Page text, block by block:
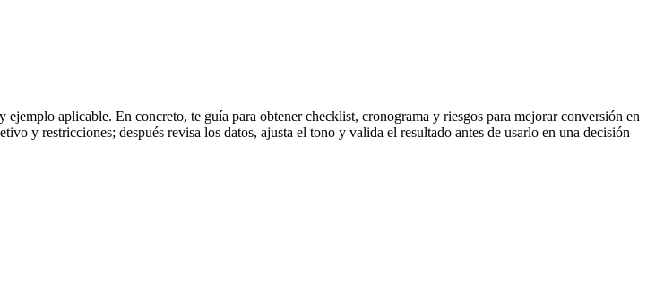
aplicable. En concreto, te guía para obtener checklist, cronograma y riesgos para mejorar conversión en
y restricciones; después revisa los datos, ajusta el tono y valida el resultado antes de usarlo en una decisión